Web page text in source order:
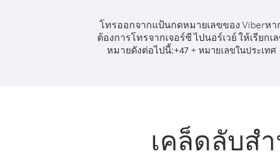
โทรออกจากแป้นกดหมายเลขของ Viberหา
ต้องการโทรจากเจอร์ซี ไปนอร์เวย์ ให้เรียกเ
หมายดังต่อไปนี้:+47+ หมายเลขในประเทศ
เคล็ดลับส